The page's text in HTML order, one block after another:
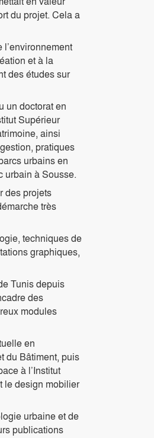
du projet. Cela a
et à la
des études sur
un doctorat en
Supérieur
ainsi
pratiques
urbains en
urbain à Sousse.
des projets
très
techniques de
graphiques,
Tunis depuis
des
modules
en
du Bâtiment, puis
à l’Institut
le design mobilier
urbaine et de
publications